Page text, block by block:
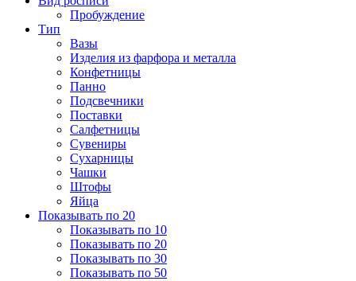
Пробуждение
Тип
Вазы
Изделия из фарфора и металла
Конфетницы
Панно
Подсвечники
Поставки
Салфетницы
Сувениры
Сухарницы
Чашки
Штофы
Яйца
Показывать по 20
Показывать по 10
Показывать по 20
Показывать по 30
Показывать по 50